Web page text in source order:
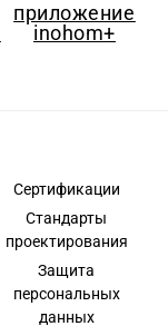
приложение
inohom+
Сертификации
Стандарты
проектирования
Защита
персональных
данных